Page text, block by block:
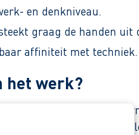
en denkniveau.
graag de handen uit
affiniteit met techniek.
het werk?
klein metaalbedrijf in
successen. Zoals een